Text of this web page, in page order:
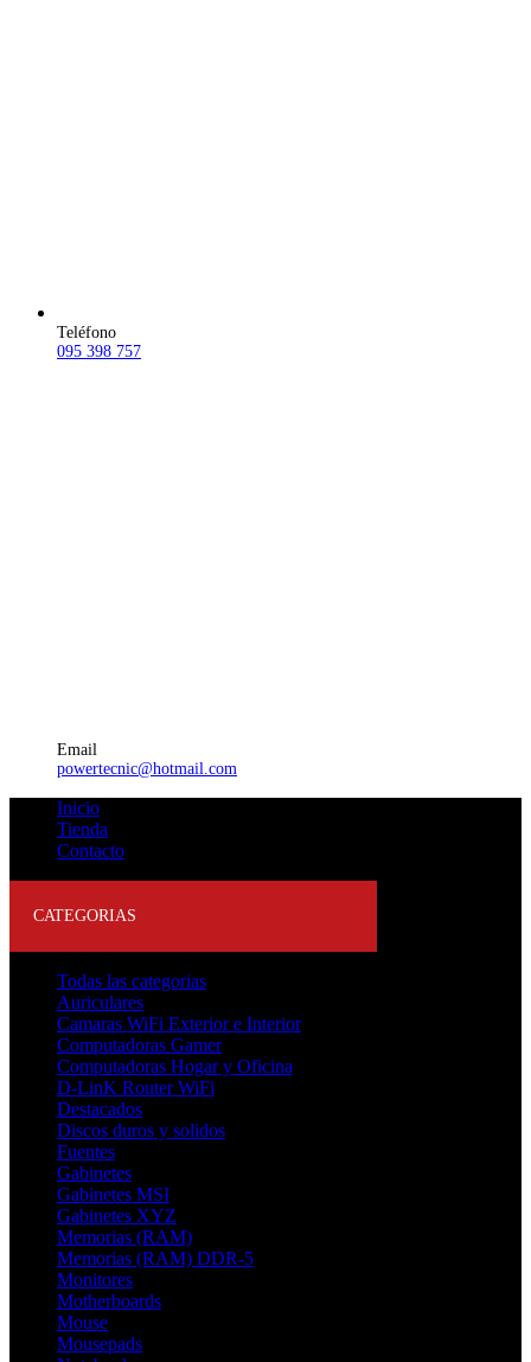
Teléfono
095 398 757
Email
powertecnic@hotmail.com
Inicio
Tienda
Contacto
CATEGORIAS
Todas las categorias
Auriculares
Camaras WiFi Exterior e Interior
Computadoras Gamer
Computadoras Hogar y Oficina
D-LinK Router WiFi
Destacados
Discos duros y solidos
Fuentes
Gabinetes
Gabinetes MSI
Gabinetes XYZ
Memorias (RAM)
Memorias (RAM) DDR-5
Monitores
Motherboards
Mouse
Mousepads